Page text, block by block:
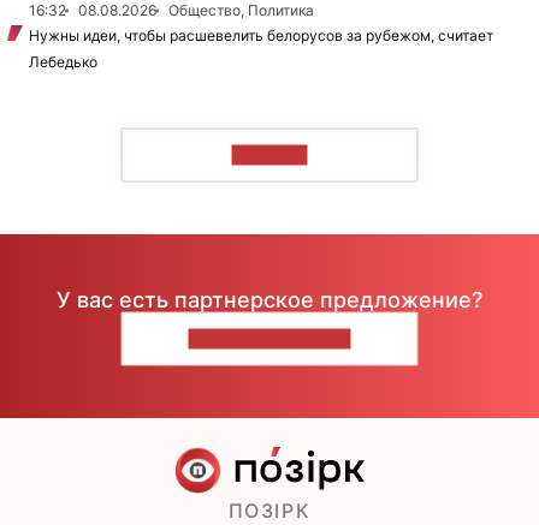
16:32
08.08.2026
Общество, Политика
Нужны идеи, чтобы расшевелить белорусов за рубежом, считает
Лебедько
У вас есть партнерское предложение?
ПОЗІРК